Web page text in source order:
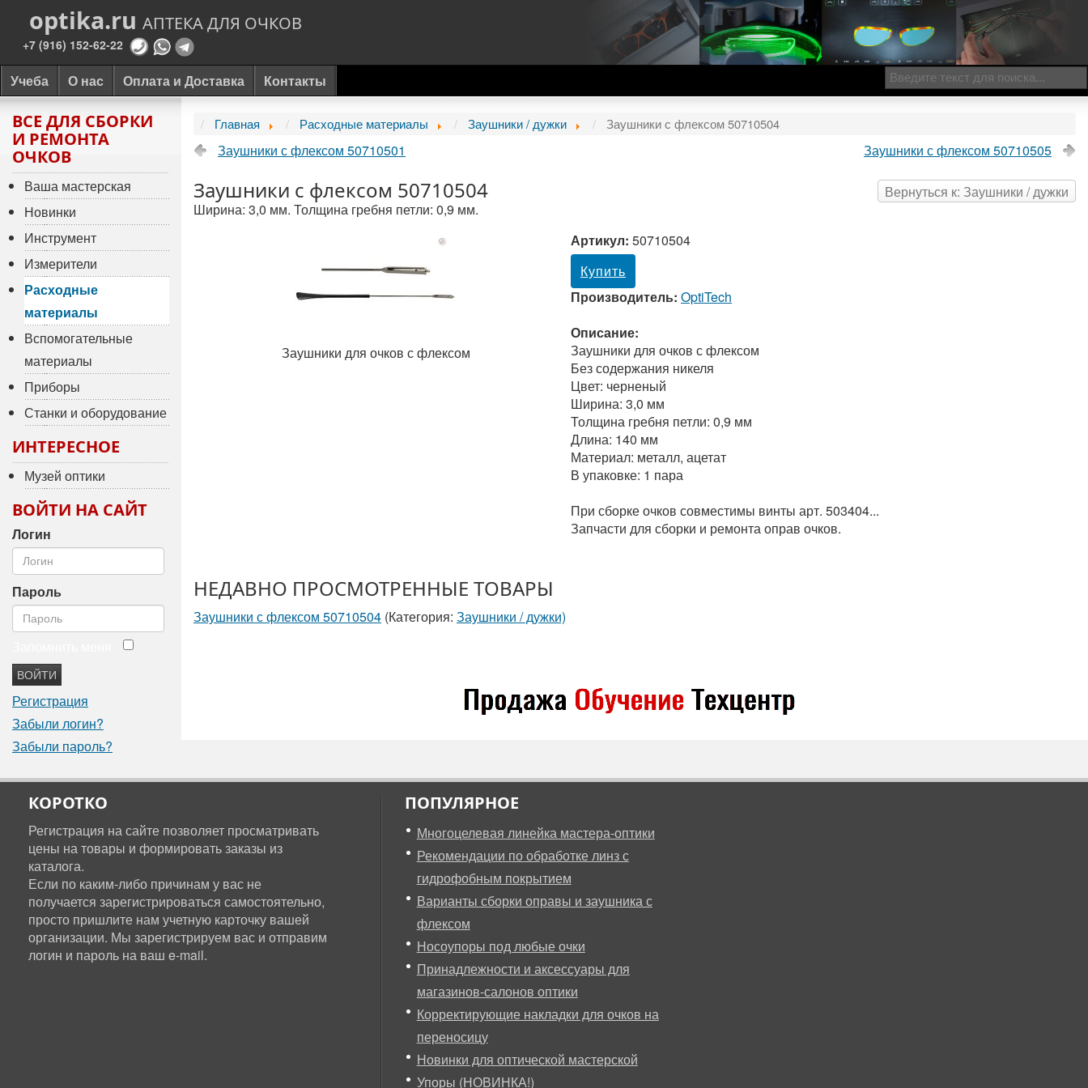
optika.ruАПТЕКА ДЛЯ ОЧКОВ
+7 (916) 152-62-22
Учеба О нас Оплата и Доставка Контакты
ВСЕ ДЛЯ СБОРКИ
И РЕМОНТА
ОЧКОВ
Ваша мастерская
Новинки
Инструмент
Измерители
Расходные
материалы
Вспомогательные
материалы
Приборы
Станки и оборудование
ИНТЕРЕСНОЕ
Музей оптики
ВОЙТИ НА САЙТ
Логин
Пароль
ВОЙТИ
Регистрация
Забыли логин?
Забыли пароль?
Главная Расходные материалы Заушники / дужки Заушники с флексом 50710504
Заушники с флексом 50710501 Заушники с флексом 50710505
Вернуться к: Заушники / дужки
Заушники с флексом 50710504
Ширина: 3,0 мм. Толщина гребня петли: 0,9 мм.
Заушники для очков с флексом
Артикул: 50710504
Купить
Производитель: OptiTech
Описание:
Заушники для очков с флексом
Без содержания никеля
Цвет: черненый
Ширина: 3,0 мм
Толщина гребня петли: 0,9 мм
Длина: 140 мм
Материал: металл, ацетат
В упаковке: 1 пара
При сборке очков совместимы винты арт. 503404...
Запчасти для сборки и ремонта оправ очков.
НЕДАВНО ПРОСМОТРЕННЫЕ ТОВАРЫ
Заушники с флексом 50710504 (Категория: Заушники / дужки)
КОРОТКО
Регистрация на сайте позволяет просматривать
цены на товары и формировать заказы из
каталога.
Если по каким-либо причинам у вас не
получается зарегистрироваться самостоятельно,
просто пришлите нам учетную карточку вашей
организации. Мы зарегистрируем вас и отправим
логин и пароль на ваш e-mail.
ПОПУЛЯРНОЕ
Многоцелевая линейка мастера-оптики
Рекомендации по обработке линз с
гидрофобным покрытием
Варианты сборки оправы и заушника с
флексом
Носоупоры под любые очки
Принадлежности и аксессуары для
магазинов-салонов оптики
Корректирующие накладки для очков на
переносицу
Новинки для оптической мастерской
Упоры (НОВИНКА!)